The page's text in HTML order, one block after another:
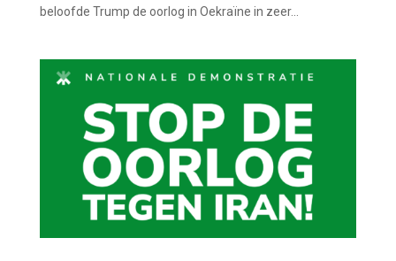
beloofde Trump de oorlog in Oekraïne in zeer...